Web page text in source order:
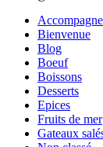
Bienvenue
Blog
Boeuf
Boissons
Desserts
Epices
Fruits de mer
Gateaux